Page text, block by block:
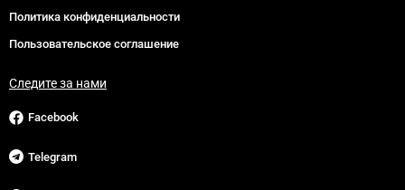
Политика конфиденциальности
Пользовательское соглашение
Следите за нами
Facebook
Telegram